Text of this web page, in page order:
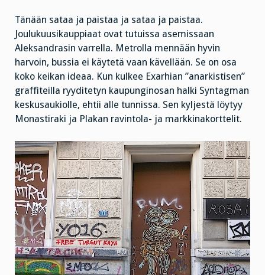
Tänään sataa ja paistaa ja sataa ja paistaa.
Joulukuusikauppiaat ovat tutuissa asemissaan
Aleksandrasin varrella. Metrolla mennään hyvin
harvoin, bussia ei käytetä vaan kävellään. Se on osa
koko keikan ideaa. Kun kulkee Exarhian ”anarkistisen”
graffiteilla ryyditetyn kaupunginosan halki Syntagman
keskusaukiolle, ehtii alle tunnissa. Sen kyljestä löytyy
Monastiraki ja Plakan ravintola- ja markkinakorttelit.